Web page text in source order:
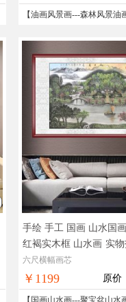
【油画风景画---森林风景油
手绘 手工 国画 山水国
红褐实木框 山水画 实
片，在线支付，全国免
六尺横幅画芯
￥1199 原价
【 国画山水画---聚宝盆山水